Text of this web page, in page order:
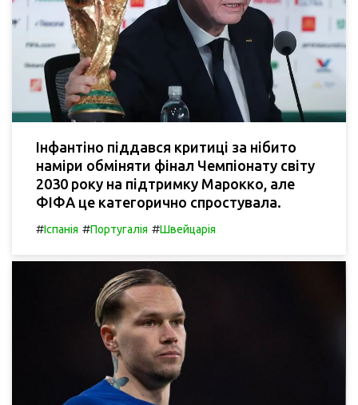
Інфантіно піддався критиці за нібито
наміри обміняти фінал Чемпіонату світу
2030 року на підтримку Марокко, але
ФІФА це категорично спростувала.
#Іспанія #Португалія #Швейцарія